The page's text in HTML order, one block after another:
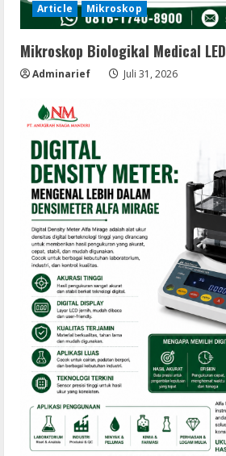
Article Mikroskop
Mikroskop Biologikal Medical LED
Adminarief Juli 31, 2026